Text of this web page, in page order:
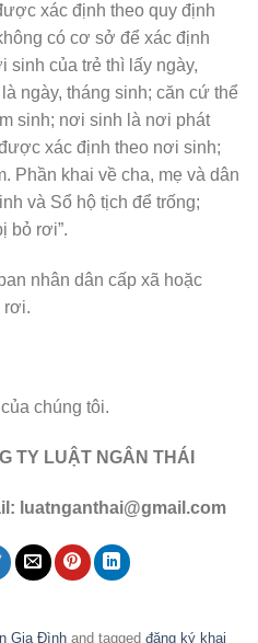
xác định theo quy định
có cơ sở để xác định
sinh của trẻ thì lấy ngày,
ngày, tháng sinh; căn cứ thể
sinh; nơi sinh là nơi phát
xác định theo nơi sinh;
Phần khai về cha, mẹ và dân
và Sổ hộ tịch để trống;
bỏ rơi”.
nhân dân cấp xã hoặc
rơi.
chúng tôi.
TY LUẬT NGÂN THÁI
luatnganthai@gmail.com
Gia Đình and tagged đăng ký khai